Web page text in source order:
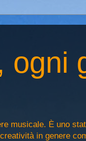
ogni
musicale. È uno
in genere